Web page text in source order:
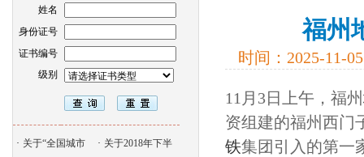
姓名
身份证号
证书编号
级别
· 关于“全国城市 · 关于2018年下半
北京天久智达教育咨询有限公
福州
时间： 2025-11-05
11月3日上午，福州
资组建的福州西门
铁集团引入的第一